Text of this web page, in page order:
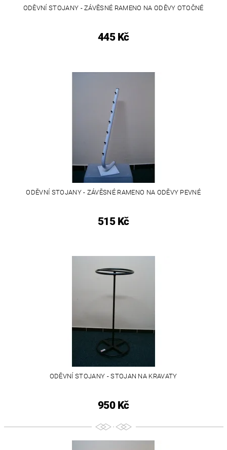
ODĚVNÍ STOJANY - ZÁVĚSNÉ RAMENO NA ODĚVY OTOČNÉ
445 Kč
ODĚVNÍ STOJANY - ZÁVĚSNÉ RAMENO NA ODĚVY PEVNÉ
515 Kč
ODĚVNÍ STOJANY - STOJAN NA KRAVATY
950 Kč